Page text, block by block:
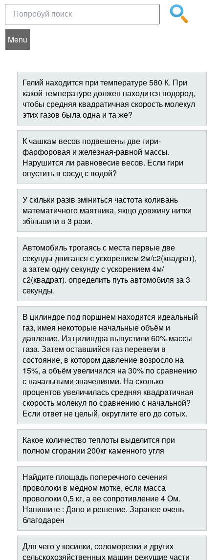
Menu
Гелий находится при температуре 580 К. При
какой температуре должен находится водород,
чтобы средняя квадратичная скорость молекул
этих газов была одна и та же?
К чашкам весов подвешены две гири-
фарфоровая и железная-равной массы.
Нарушится ли равновесие весов. Если гири
опустить в сосуд с водой?
У скільки разів зміниться частота коливань
математичного маятника, якщо довжину нитки
збільшити в 3 рази.
Автомобиль трогаясь с места первые две
секунды двигался с ускорением 2м/с2(квадрат),
а затем одну секунду с ускорением 4м/
с2(квадрат). определить путь автомобиля за 3
секунды.
В цилиндре под поршнем находится идеальный
газ, имея некоторые начальные объём и
давление. Из цилиндра выпустили 60% массы
газа. Затем оставшийся газ перевели в
состояние, в котором давление возросло на
15%, а объём увеличился на 30% по сравнению
с начальными значениями. На сколько
процентов увеличилась средняя квадратичная
скорость молекул по сравнению с начальной?
Если ответ не целый, округлите его до сотых.
Какое количество теплоты выделится при
полном сгорании 200кг каменного угля
Найдите площадь поперечного сечения
проволоки в медном мотке, если масса
проволоки 0,5 кг, а ее сопротивление 4 Ом.
Напишите : Дано и решение. Заранее очень
благодарен
Для чего у косилки, соломорезки и других
сельскохозяйственных машин режущие части